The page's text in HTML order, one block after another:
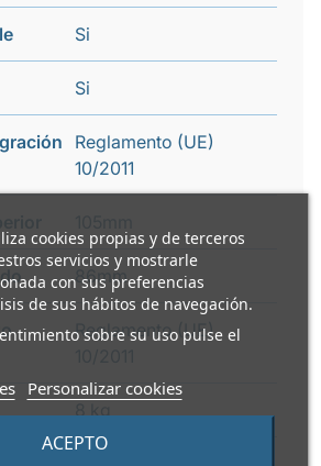
cookies propias y de terceros
servicios y mostrarle
con sus preferencias
de sus hábitos de navegación.
sobre su uso pulse el
Personalizar cookies
ACEPTO
Si
Si
Reglamento (UE)
10/2011
86mm
Reglamento (UE)
8 kg